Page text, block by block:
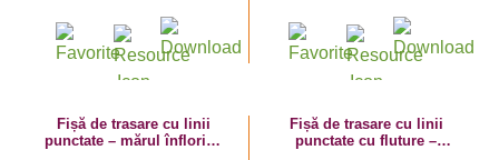
Fișă de trasare cu linii
punctate – mărul înflorit –
Fișă de trasare cu linii
punctate cu fluture –